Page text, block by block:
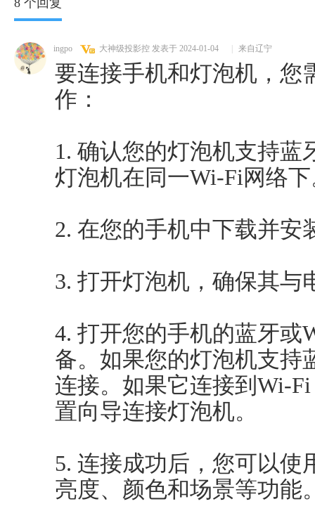
8 个回复
ingpo 大神级投影控 发表于 2024-01-04 来自辽宁
要连接手机和灯泡机，您
作：
1. 确认您的灯泡机支持蓝
灯泡机在同一Wi-Fi网络
2. 在您的手机中下载并安
3. 打开灯泡机，确保其与
4. 打开您的手机的蓝牙或
备。如果您的灯泡机支持
连接。如果它连接到Wi-
置向导连接灯泡机。
5. 连接成功后，您可以使
亮度、颜色和场景等功能